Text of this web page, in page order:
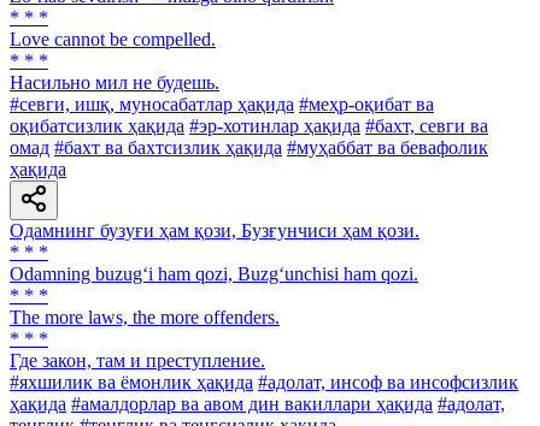
* * *
Love cannot be compelled.
* * *
Насильно мил не будешь.
#севги, ишқ, муносабатлар ҳақида #меҳр-оқибат ва
оқибатсизлик ҳақида #эр-хотинлар ҳақида #бахт, севги ва
омад #бахт ва бахтсизлик ҳақида #муҳаббат ва бевафолик
ҳақида
Одамнинг бузуғи ҳам қози, Бузғунчиси ҳам қози.
* * *
Odamning buzug‘i ham qozi, Buzg‘unchisi ham qozi.
* * *
The more laws, the more offenders.
* * *
Где закон, там и преступление.
#яхшилик ва ёмонлик ҳақида #адолат, инсоф ва инсофсизлик
ҳақида #амалдорлар ва авом дин вакиллари ҳақида #адолат,